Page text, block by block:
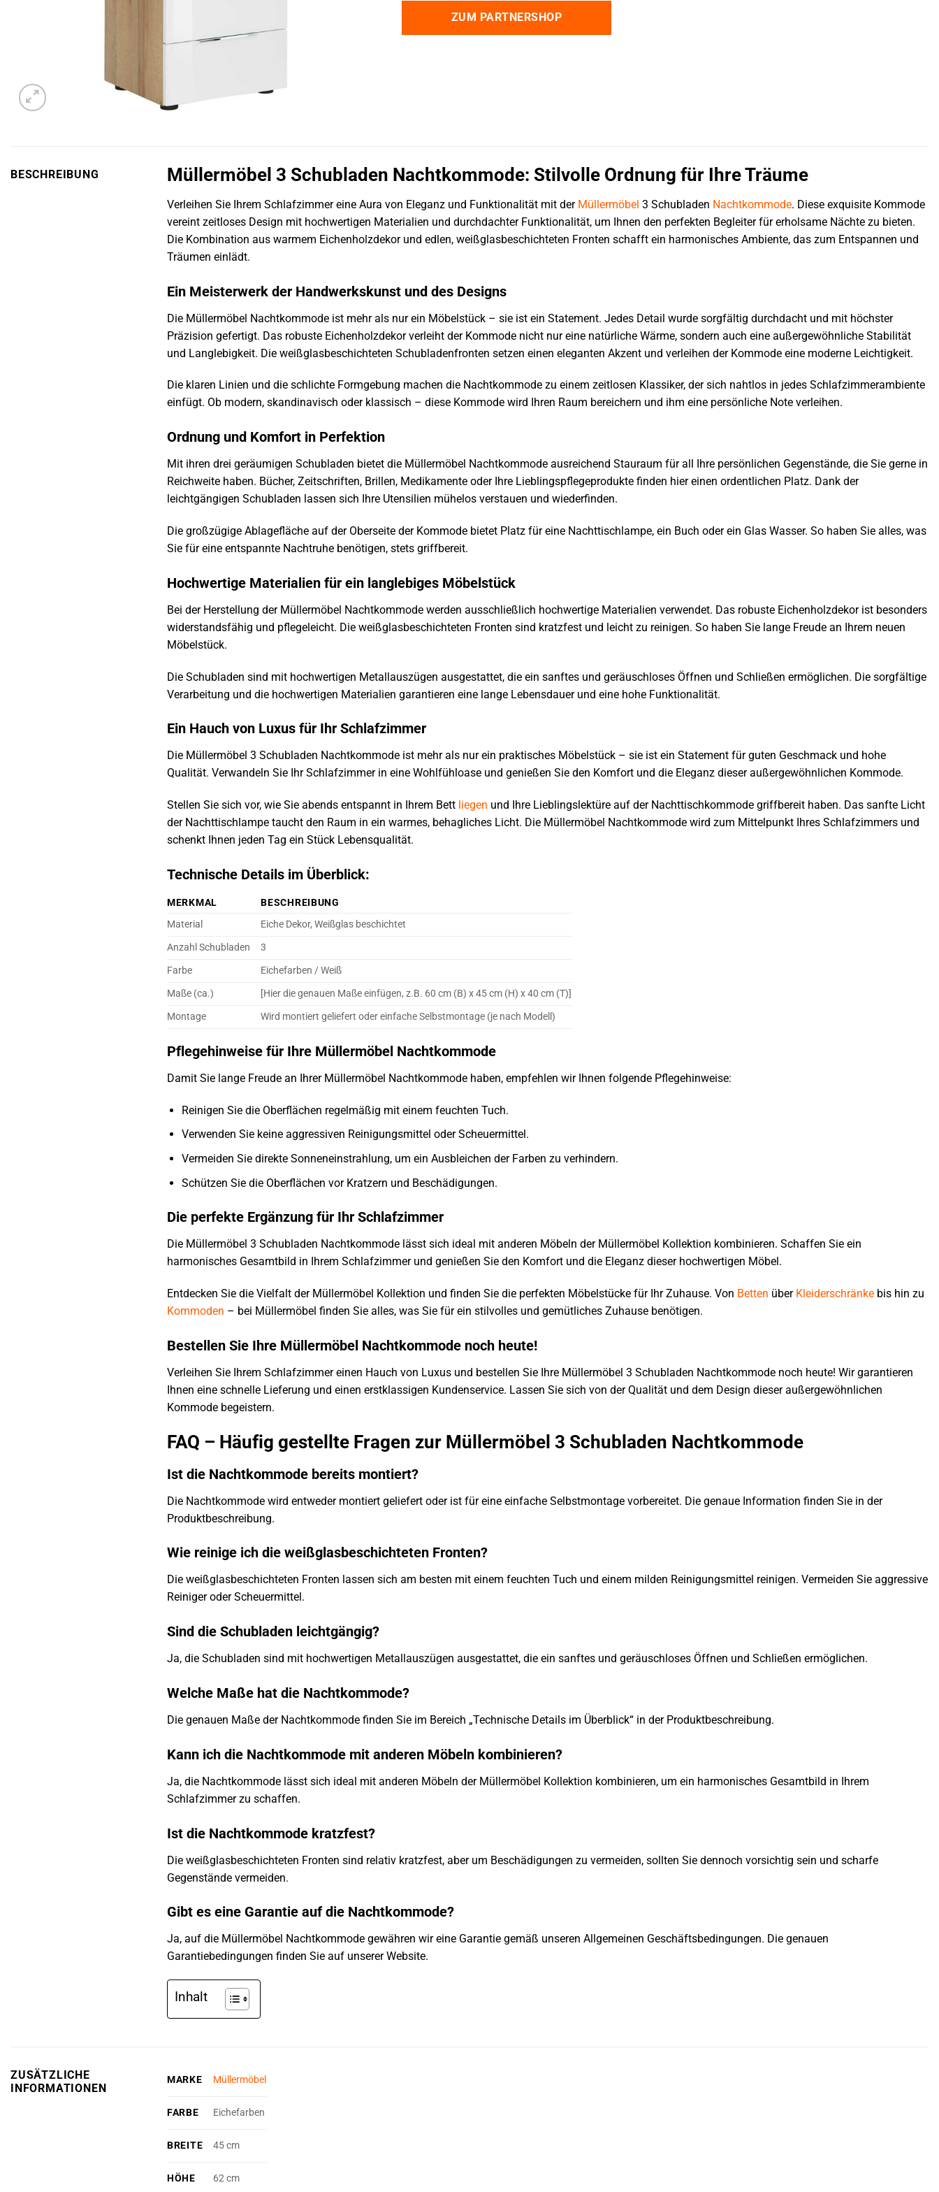
ZUM PARTNERSHOP
BESCHREIBUNG Müllermöbel 3 Schubladen Nachtkommode: Stilvolle Ordnung für Ihre Träume
Verleihen Sie Ihrem Schlafzimmer eine Aura von Eleganz und Funktionalität mit der Müllermöbel 3 Schubladen Nachtkommode. Diese exquisite Kommode
vereint zeitloses Design mit hochwertigen Materialien und durchdachter Funktionalität, um Ihnen den perfekten Begleiter für erholsame Nächte zu bieten.
Die Kombination aus warmem Eichenholzdekor und edlen, weißglasbeschichteten Fronten schafft ein harmonisches Ambiente, das zum Entspannen und
Träumen einlädt.
Ein Meisterwerk der Handwerkskunst und des Designs
Die Müllermöbel Nachtkommode ist mehr als nur ein Möbelstück – sie ist ein Statement. Jedes Detail wurde sorgfältig durchdacht und mit höchster
Präzision gefertigt. Das robuste Eichenholzdekor verleiht der Kommode nicht nur eine natürliche Wärme, sondern auch eine außergewöhnliche Stabilität
und Langlebigkeit. Die weißglasbeschichteten Schubladenfronten setzen einen eleganten Akzent und verleihen der Kommode eine moderne Leichtigkeit.
Die klaren Linien und die schlichte Formgebung machen die Nachtkommode zu einem zeitlosen Klassiker, der sich nahtlos in jedes Schlafzimmerambiente
einfügt. Ob modern, skandinavisch oder klassisch – diese Kommode wird Ihren Raum bereichern und ihm eine persönliche Note verleihen.
Ordnung und Komfort in Perfektion
Mit ihren drei geräumigen Schubladen bietet die Müllermöbel Nachtkommode ausreichend Stauraum für all Ihre persönlichen Gegenstände, die Sie gerne in
Reichweite haben. Bücher, Zeitschriften, Brillen, Medikamente oder Ihre Lieblingspflegeprodukte finden hier einen ordentlichen Platz. Dank der
leichtgängigen Schubladen lassen sich Ihre Utensilien mühelos verstauen und wiederfinden.
Die großzügige Ablagefläche auf der Oberseite der Kommode bietet Platz für eine Nachttischlampe, ein Buch oder ein Glas Wasser. So haben Sie alles, was
Sie für eine entspannte Nachtruhe benötigen, stets griffbereit.
Hochwertige Materialien für ein langlebiges Möbelstück
Bei der Herstellung der Müllermöbel Nachtkommode werden ausschließlich hochwertige Materialien verwendet. Das robuste Eichenholzdekor ist besonders
widerstandsfähig und pflegeleicht. Die weißglasbeschichteten Fronten sind kratzfest und leicht zu reinigen. So haben Sie lange Freude an Ihrem neuen
Möbelstück.
Die Schubladen sind mit hochwertigen Metallauszügen ausgestattet, die ein sanftes und geräuschloses Öffnen und Schließen ermöglichen. Die sorgfältige
Verarbeitung und die hochwertigen Materialien garantieren eine lange Lebensdauer und eine hohe Funktionalität.
Ein Hauch von Luxus für Ihr Schlafzimmer
Die Müllermöbel 3 Schubladen Nachtkommode ist mehr als nur ein praktisches Möbelstück – sie ist ein Statement für guten Geschmack und hohe
Qualität. Verwandeln Sie Ihr Schlafzimmer in eine Wohlfühloase und genießen Sie den Komfort und die Eleganz dieser außergewöhnlichen Kommode.
Stellen Sie sich vor, wie Sie abends entspannt in Ihrem Bett liegen und Ihre Lieblingslektüre auf der Nachttischkommode griffbereit haben. Das sanfte Licht
der Nachttischlampe taucht den Raum in ein warmes, behagliches Licht. Die Müllermöbel Nachtkommode wird zum Mittelpunkt Ihres Schlafzimmers und
schenkt Ihnen jeden Tag ein Stück Lebensqualität.
Technische Details im Überblick:
MERKMAL
BESCHREIBUNG
Material
Eiche Dekor, Weißglas beschichtet
Anzahl Schubladen
3
Farbe
Eichefarben / Weiß
Maße (ca.)
[Hier die genauen Maße einfügen, z.B. 60 cm (B) x 45 cm (H) x 40 cm (T)]
Montage
Wird montiert geliefert oder einfache Selbstmontage (je nach Modell)
Pflegehinweise für Ihre Müllermöbel Nachtkommode
Damit Sie lange Freude an Ihrer Müllermöbel Nachtkommode haben, empfehlen wir Ihnen folgende Pflegehinweise:
Reinigen Sie die Oberflächen regelmäßig mit einem feuchten Tuch.
Verwenden Sie keine aggressiven Reinigungsmittel oder Scheuermittel.
Vermeiden Sie direkte Sonneneinstrahlung, um ein Ausbleichen der Farben zu verhindern.
Schützen Sie die Oberflächen vor Kratzern und Beschädigungen.
Die perfekte Ergänzung für Ihr Schlafzimmer
Die Müllermöbel 3 Schubladen Nachtkommode lässt sich ideal mit anderen Möbeln der Müllermöbel Kollektion kombinieren. Schaffen Sie ein
harmonisches Gesamtbild in Ihrem Schlafzimmer und genießen Sie den Komfort und die Eleganz dieser hochwertigen Möbel.
Entdecken Sie die Vielfalt der Müllermöbel Kollektion und finden Sie die perfekten Möbelstücke für Ihr Zuhause. Von Betten über Kleiderschränke bis hin zu
Kommoden – bei Müllermöbel finden Sie alles, was Sie für ein stilvolles und gemütliches Zuhause benötigen.
Bestellen Sie Ihre Müllermöbel Nachtkommode noch heute!
Verleihen Sie Ihrem Schlafzimmer einen Hauch von Luxus und bestellen Sie Ihre Müllermöbel 3 Schubladen Nachtkommode noch heute! Wir garantieren
Ihnen eine schnelle Lieferung und einen erstklassigen Kundenservice. Lassen Sie sich von der Qualität und dem Design dieser außergewöhnlichen
Kommode begeistern.
FAQ – Häufig gestellte Fragen zur Müllermöbel 3 Schubladen Nachtkommode
Ist die Nachtkommode bereits montiert?
Die Nachtkommode wird entweder montiert geliefert oder ist für eine einfache Selbstmontage vorbereitet. Die genaue Information finden Sie in der
Produktbeschreibung.
Wie reinige ich die weißglasbeschichteten Fronten?
Die weißglasbeschichteten Fronten lassen sich am besten mit einem feuchten Tuch und einem milden Reinigungsmittel reinigen. Vermeiden Sie aggressive
Reiniger oder Scheuermittel.
Sind die Schubladen leichtgängig?
Ja, die Schubladen sind mit hochwertigen Metallauszügen ausgestattet, die ein sanftes und geräuschloses Öffnen und Schließen ermöglichen.
Welche Maße hat die Nachtkommode?
Die genauen Maße der Nachtkommode finden Sie im Bereich „Technische Details im Überblick“ in der Produktbeschreibung.
Kann ich die Nachtkommode mit anderen Möbeln kombinieren?
Ja, die Nachtkommode lässt sich ideal mit anderen Möbeln der Müllermöbel Kollektion kombinieren, um ein harmonisches Gesamtbild in Ihrem
Schlafzimmer zu schaffen.
Ist die Nachtkommode kratzfest?
Die weißglasbeschichteten Fronten sind relativ kratzfest, aber um Beschädigungen zu vermeiden, sollten Sie dennoch vorsichtig sein und scharfe
Gegenstände vermeiden.
Gibt es eine Garantie auf die Nachtkommode?
Ja, auf die Müllermöbel Nachtkommode gewähren wir eine Garantie gemäß unseren Allgemeinen Geschäftsbedingungen. Die genauen
Garantiebedingungen finden Sie auf unserer Website.
Inhalt
ZUSÄTZLICHE
INFORMATIONEN
MARKE Müllermöbel
FARBE Eichefarben
BREITE 45 cm
HÖHE 62 cm